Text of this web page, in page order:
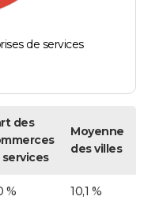
de services
des
Moyenne
des villes
% 10,1 %